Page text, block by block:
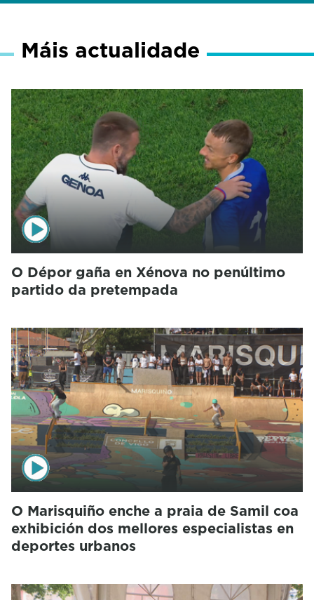
Máis actualidade
O Dépor gaña en Xénova no penúltimo
partido da pretempada
O Marisquiño enche a praia de Samil coa
exhibición dos mellores especialistas en
deportes urbanos